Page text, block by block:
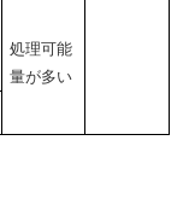
処理可能
量が多い